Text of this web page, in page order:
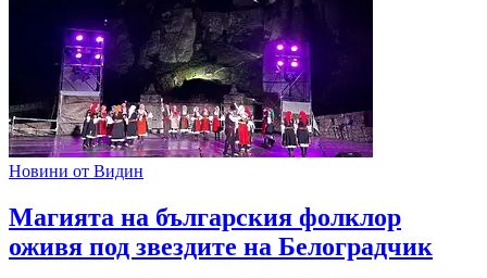
Новини от Видин
Магията на българския фолклор
оживя под звездите на Белоградчик